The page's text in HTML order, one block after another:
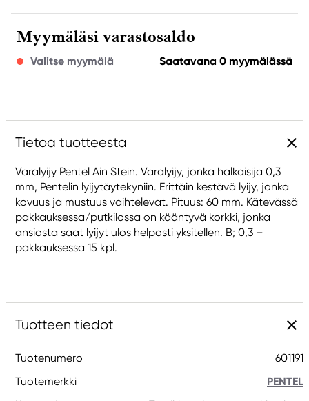
Myymäläsi varastosaldo
Valitse myymälä Saatavana 0 myymälässä
Tietoa tuotteesta
Varalyijy Pentel Ain Stein. Varalyijy, jonka halkaisija 0,3
mm, Pentelin lyijytäytekyniin. Erittäin kestävä lyijy, jonka
kovuus ja mustuus vaihtelevat. Pituus: 60 mm. Kätevässä
pakkauksessa/putkilossa on kääntyvä korkki, jonka
ansiosta saat lyijyt ulos helposti yksitellen. B; 0,3 –
pakkauksessa 15 kpl.
Tuotteen tiedot
Tuotenumero
601191
Tuotemerkki
PENTEL